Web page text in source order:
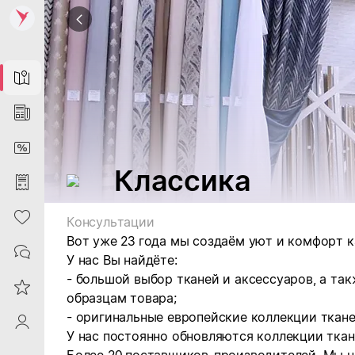
Map
News
DiscountCard
Purchases
Heart
Contacts
Reviews
ProfileSaby
Классика
Консультации
Вот уже 23 года мы создаём уют и комфорт
У нас Вы найдёте:
- большой выбор тканей и аксессуаров, а
образцам товара;
- оригинальные европейские коллекции
У нас постоянно обновляются коллекции